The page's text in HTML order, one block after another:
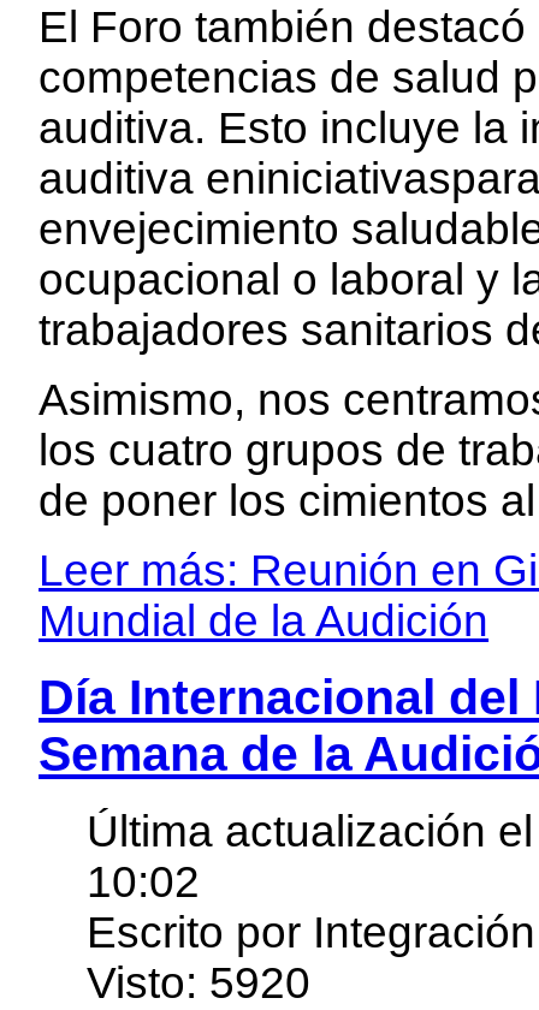
El Foro también
competencias de salud
auditiva. Esto incluye la
auditiva
envejecimiento
ocupacional o laboral y
trabajadores sanitarios
Asimismo, nos
los cuatro grupos de
de poner los cimientos
Leer más: Reunión en
Mundial de la Audición
Día Internacional del
Semana de la
Última actualización
10:02
Escrito por Integración
Visto: 5920